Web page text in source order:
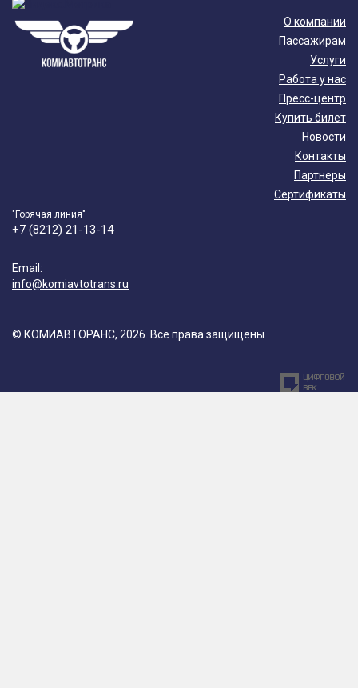
О компании
Пассажирам
Услуги
Работа у нас
Пресс-центр
Купить билет
Новости
Контакты
Партнеры
Сертификаты
"Горячая линия"
+7 (8212) 21-13-14
Email:
info@komiavtotrans.ru
© КОМИАВТОРАНС, 2026. Все права защищены